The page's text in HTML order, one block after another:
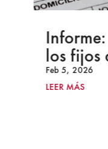
los fijos
Feb 5, 2026
LEER MÁS